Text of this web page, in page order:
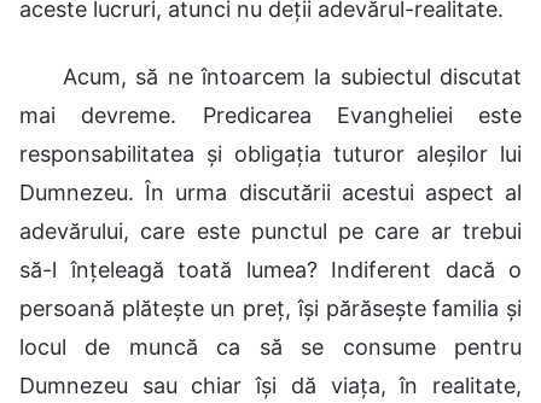
aceste lucruri, atunci nu deții adevărul-realitate.
Acum, să ne întoarcem la subiectul discutat
mai devreme. Predicarea Evangheliei este
responsabilitatea și obligația tuturor aleșilor lui
Dumnezeu. În urma discutării acestui aspect al
adevărului, care este punctul pe care ar trebui
să-l înțeleagă toată lumea? Indiferent dacă o
persoană plătește un preț, își părăsește familia și
locul de muncă ca să se consume pentru
Dumnezeu sau chiar își dă viața, în realitate,